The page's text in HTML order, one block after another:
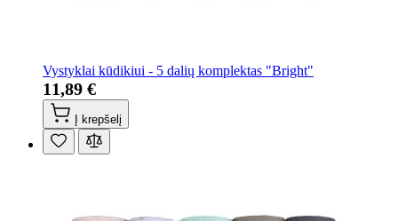
Vystyklai kūdikiui - 5 dalių komplektas "Bright"
11,89 €
Į krepšelį